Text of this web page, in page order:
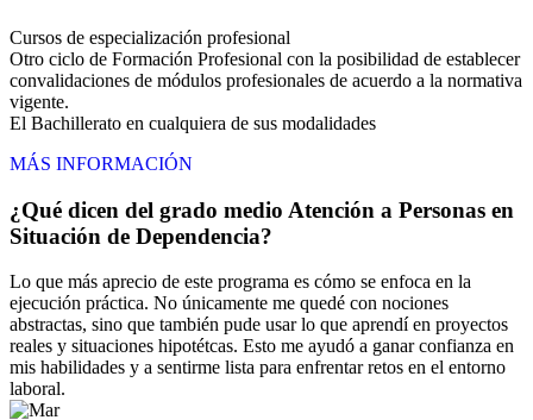
Cursos de especialización profesional
Otro ciclo de Formación Profesional con la posibilidad de establecer
convalidaciones de módulos profesionales de acuerdo a la normativa
vigente.
El Bachillerato en cualquiera de sus modalidades
MÁS INFORMACIÓN
¿Qué dicen del grado medio Atención a Personas en
Situación de Dependencia?
Lo que más aprecio de este programa es cómo se enfoca en la
ejecución práctica. No únicamente me quedé con nociones
abstractas, sino que también pude usar lo que aprendí en proyectos
reales y situaciones hipotétcas. Esto me ayudó a ganar confianza en
mis habilidades y a sentirme lista para enfrentar retos en el entorno
laboral.